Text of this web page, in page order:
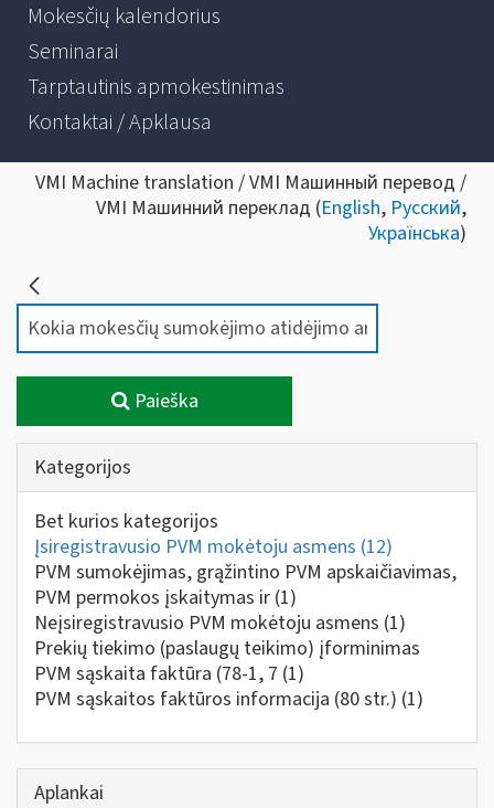
Mokesčių kalendorius
Seminarai
Tarptautinis apmokestinimas
Kontaktai / Apklausa
VMI Machine translation / VMI Машинный перевод /
VMI Машинний переклад (English, Русский,
Українська)
Paieška
Kategorijos
Bet kurios kategorijos
Įsiregistravusio PVM mokėtoju asmens (12)
PVM sumokėjimas, grąžintino PVM apskaičiavimas,
PVM permokos įskaitymas ir (1)
Neįsiregistravusio PVM mokėtoju asmens (1)
Prekių tiekimo (paslaugų teikimo) įforminimas
PVM sąskaita faktūra (78-1, 7 (1)
PVM sąskaitos faktūros informacija (80 str.) (1)
Aplankai